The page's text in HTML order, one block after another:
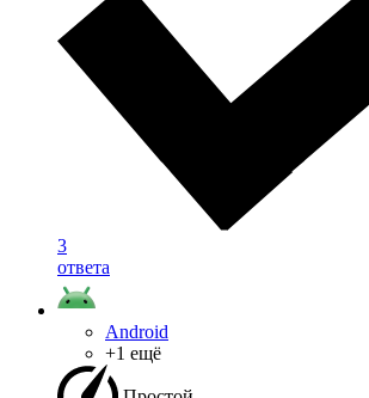
3
ответа
Android
+1 ещё